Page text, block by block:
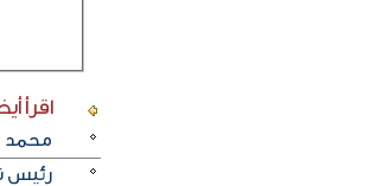
اقرأ
محمد
رئيس